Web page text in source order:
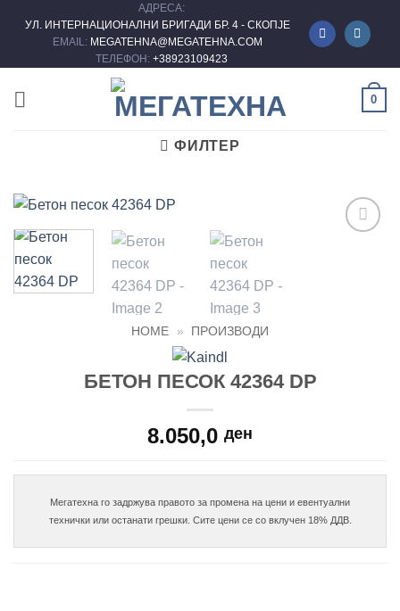
АДРЕСА:
УЛ. ИНТЕРНАЦИОНАЛНИ БРИГАДИ БР. 4 - СКОПЈЕ
EMAIL: MEGATEHNA@MEGATEHNA.COM
ТЕЛЕФОН: +38923109423
0
ФИЛТЕР
HOME » ПРОИЗВОДИ
БЕТОН ПЕСОК 42364 DP
8.050,0 ден
Мегатехна го задржува правото за промена на цени и евентуални